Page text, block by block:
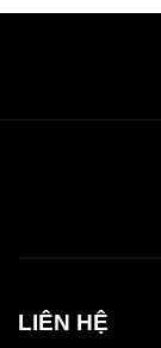
LIÊN HỆ